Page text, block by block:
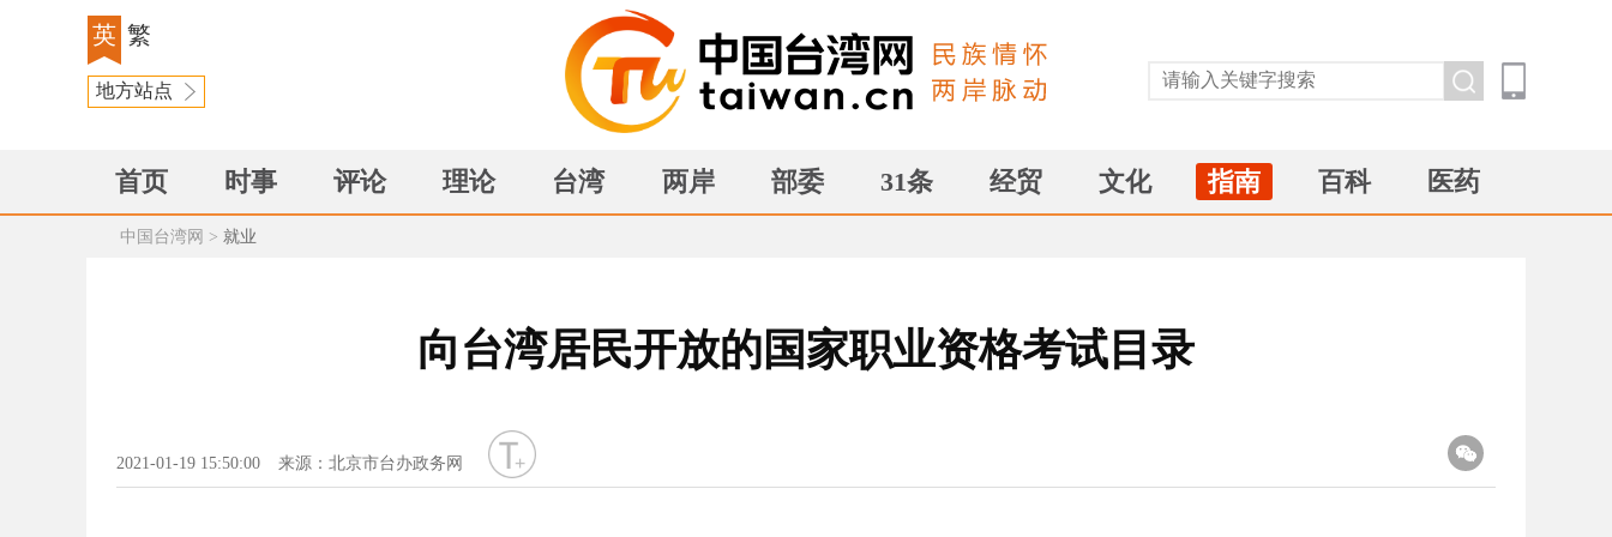
英 繁
地方站点
首页 时事 评论 理论 台湾 两岸 部委 31条 经贸 文化 指南 百科 医药
中国台湾网 > 就业
向台湾居民开放的国家职业资格考试目录
2021-01-19 15:50:00 来源：北京市台办政务网
字号